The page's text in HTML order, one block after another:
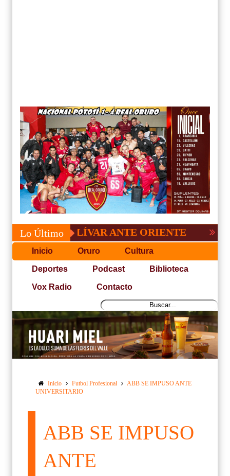
Lo Último
DE BOLÍVAR ANTE ORIENTE
Inicio Oruro Cultura
Deportes Podcast Biblioteca
Vox Radio Contacto
Inicio Futbol Profesional
ABB SE IMPUSO ANTE
UNIVERSITARIO
ABB SE IMPUSO
ANTE